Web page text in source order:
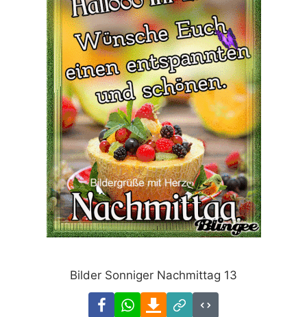
Bilder Sonniger Nachmittag 13
FacebookWhatsAppDownload
Link
Code